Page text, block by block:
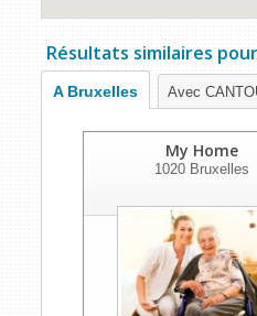
Résultats similaires
A Bruxelles Avec
My Home
1020Bruxelles